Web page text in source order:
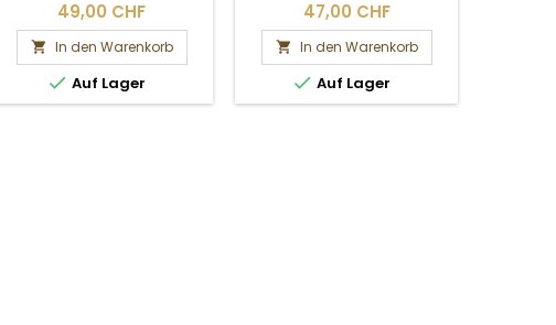
49,00 CHF
 In den Warenkorb
 Auf Lager
47,00 CHF
 In den Warenkorb
 Auf Lager